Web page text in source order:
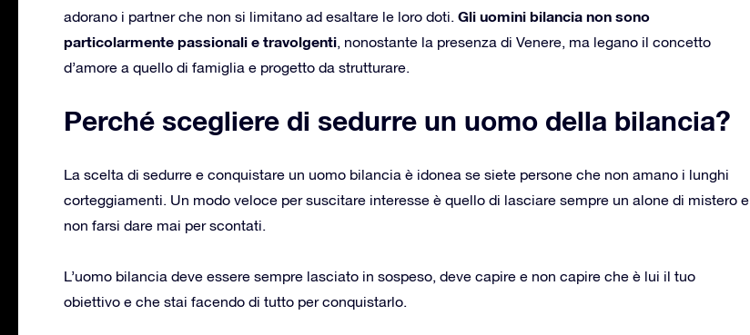
adorano i partner che non si limitano ad esaltare le loro doti. Gli uomini bilancia non sono
particolarmente passionali e travolgenti, nonostante la presenza di Venere, ma legano il concetto
d’amore a quello di famiglia e progetto da strutturare.
Perché scegliere di sedurre un uomo della bilancia?
La scelta di sedurre e conquistare un uomo bilancia è idonea se siete persone che non amano i lunghi
corteggiamenti. Un modo veloce per suscitare interesse è quello di lasciare sempre un alone di mistero e
non farsi dare mai per scontati.
L’uomo bilancia deve essere sempre lasciato in sospeso, deve capire e non capire che è lui il tuo
obiettivo e che stai facendo di tutto per conquistarlo.